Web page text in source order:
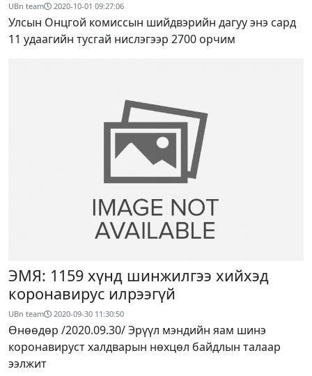
UBn team 2020-10-01 09:27:06
Улсын Онцгой комиссын шийдвэрийн дагуу энэ сард
11 удаагийн тусгай нислэгээр 2700 орчим
ЭМЯ: 1159 хүнд шинжилгээ хийхэд
коронавирус илрээгүй
UBn team 2020-09-30 11:30:50
Өнөөдөр /2020.09.30/ Эрүүл мэндийн яам шинэ
коронавируст халдварын нөхцөл байдлын талаар
ээлжит